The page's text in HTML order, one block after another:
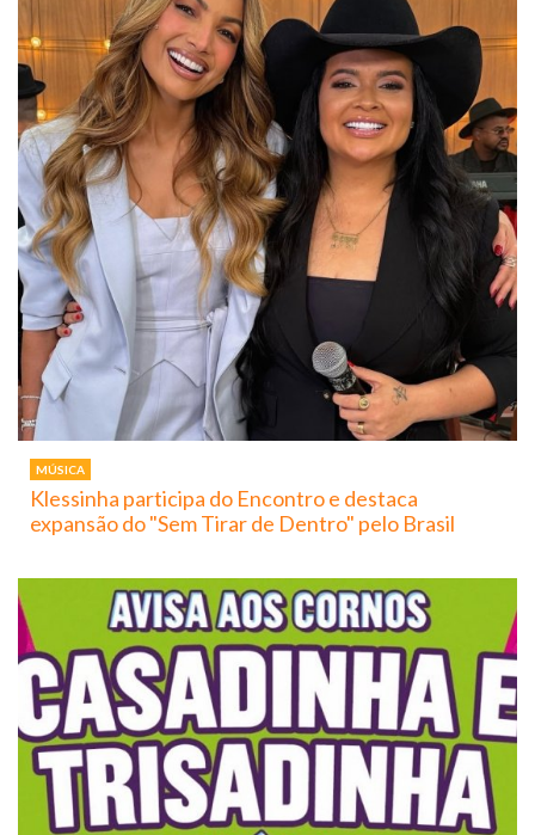
MÚSICA
Klessinha participa do Encontro e destaca
expansão do "Sem Tirar de Dentro" pelo Brasil